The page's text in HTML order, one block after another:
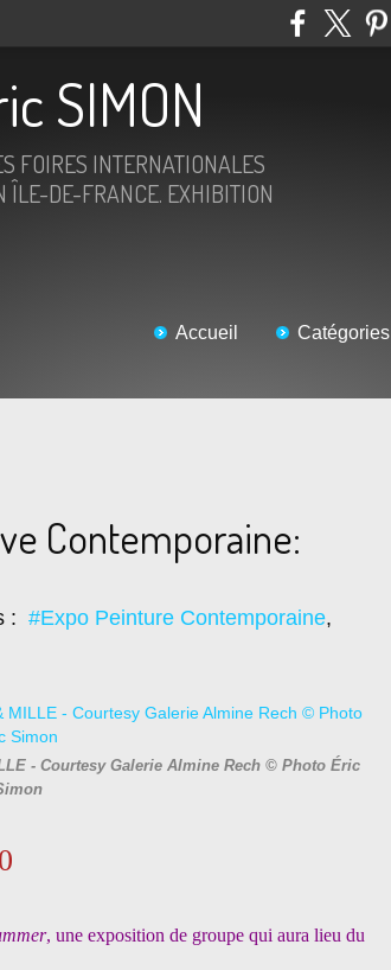
SIMON
FOIRES INTERNATIONALES
ÎLE-DE-FRANCE. EXHIBITION
Accueil Catégories
Contemporaine:
: #Expo Peinture Contemporaine,
- Courtesy Galerie Almine Rech © Photo Éric
, une exposition de groupe qui aura lieu du